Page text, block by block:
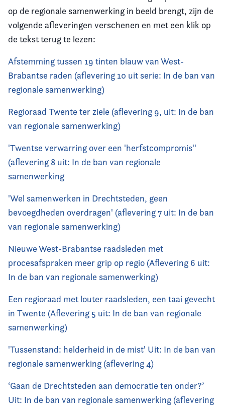
op de regionale samenwerking in beeld brengt, zijn de
volgende afleveringen verschenen en met een klik op
de tekst terug te lezen:
Afstemming tussen 19 tinten blauw van West-
Brabantse raden (aflevering 10 uit serie: In de ban van
regionale samenwerking)
Regioraad Twente ter ziele (aflevering 9, uit: In de ban
van regionale samenwerking)
'Twentse verwarring over een 'herfstcompromis''
(aflevering 8 uit: In de ban van regionale
samenwerking
'Wel samenwerken in Drechtsteden, geen
bevoegdheden overdragen' (aflevering 7 uit: In de ban
van regionale samenwerking)
Nieuwe West-Brabantse raadsleden met
procesafspraken meer grip op regio (Aflevering 6 uit:
In de ban van regionale samenwerking)
Een regioraad met louter raadsleden, een taai gevecht
in Twente (Aflevering 5 uit: In de ban van regionale
samenwerking)
'Tussenstand: helderheid in de mist' Uit: In de ban van
regionale samenwerking (aflevering 4)
‘Gaan de Drechtsteden aan democratie ten onder?’
Uit: In de ban van regionale samenwerking (aflevering